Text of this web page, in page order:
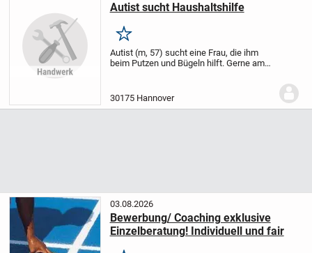
Autist sucht Haushaltshilfe
Merken
Autist (m, 57) sucht eine Frau, die ihm
beim Putzen und Bügeln hilft. Gerne am
30175 Hannover
03.08.2026
Bewerbung/ Coaching exklusive
Einzelberatung! Individuell und fair